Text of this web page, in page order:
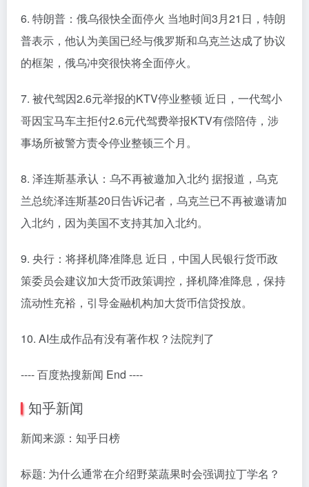
6. 特朗普：俄乌很快全面停火 当地时间3月21日，特朗
普表示，他认为美国已经与俄罗斯和乌克兰达成了协议
的框架，俄乌冲突很快将全面停火。
7. 被代驾因2.6元举报的KTV停业整顿 近日，一代驾小
哥因宝马车主拒付2.6元代驾费举报KTV有偿陪侍，涉
事场所被警方责令停业整顿三个月。
8. 泽连斯基承认：乌不再被邀加入北约 据报道，乌克
兰总统泽连斯基20日告诉记者，乌克兰已不再被邀请加
入北约，因为美国不支持其加入北约。
9. 央行：将择机降准降息 近日，中国人民银行货币政
策委员会建议加大货币政策调控，择机降准降息，保持
流动性充裕，引导金融机构加大货币信贷投放。
10. AI生成作品有没有著作权？法院判了
---- 百度热搜新闻 End ----
知乎新闻
新闻来源：知乎日榜
标题: 为什么通常在介绍野菜蔬果时会强调拉丁学名？